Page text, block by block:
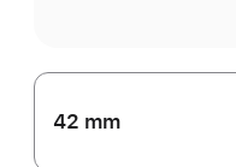
42 mm